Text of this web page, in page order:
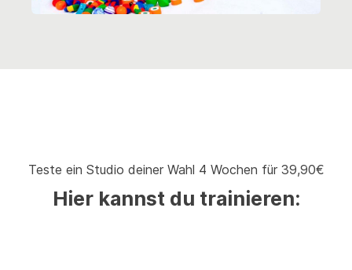
Teste ein Studio deiner Wahl 4 Wochen für 39,90€
Hier kannst du trainieren: